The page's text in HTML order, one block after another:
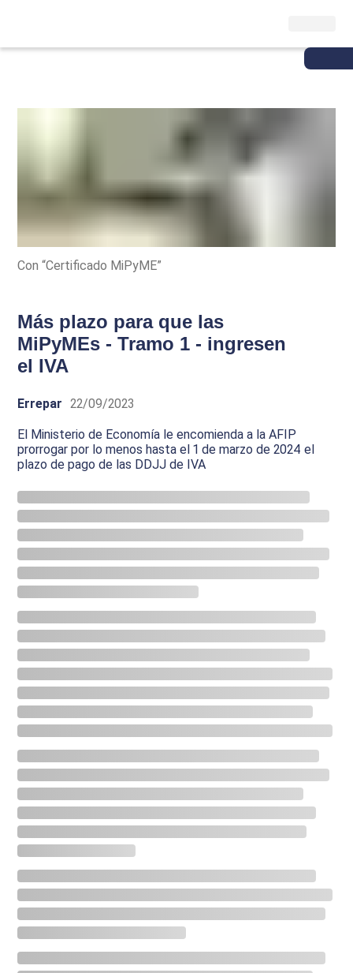
Con “Certificado MiPyME”
Más plazo para que las
MiPyMEs - Tramo 1 - ingresen
el IVA
Errepar 22/09/2023
El Ministerio de Economía le encomienda a la AFIP
prorrogar por lo menos hasta el 1 de marzo de 2024 el
plazo de pago de las DDJJ de IVA